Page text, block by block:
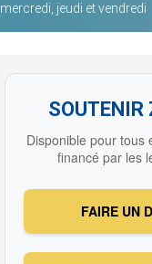
mercredi, jeudi et vendredi
SOUTENIR
Disponible pour tous
financé par les
FAIRE UN